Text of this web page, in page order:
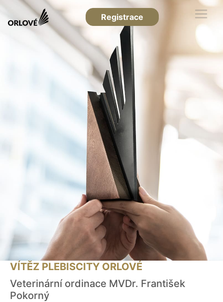
Registrace
VÍTĚZ PLEBISCITY ORLOVÉ
Veterinární ordinace MVDr. František
Pokorný